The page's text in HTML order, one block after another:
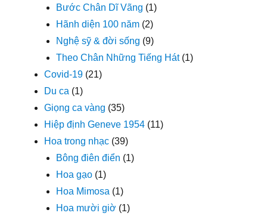
Bước Chân Dĩ Vãng (1)
Hãnh diện 100 năm (2)
Nghệ sỹ & đời sống (9)
Theo Chân Những Tiếng Hát(1)
Covid-19 (21)
Du ca (1)
Giọng ca vàng (35)
Hiệp định Geneve 1954 (11)
Hoa trong nhạc (39)
Bông điên điển (1)
Hoa gạo (1)
Hoa Mimosa (1)
Hoa mười giờ (1)